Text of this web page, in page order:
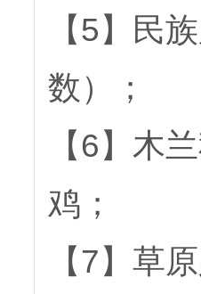
【5】民
数）；
【6】木
鸡；
【7】草